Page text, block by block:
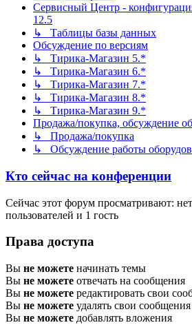
Сервисный Центр -
12.5
↳ Таблицы базы данных
Обсуждение по версиям
↳ Тирика-Магазин 5.*
↳ Тирика-Магазин 6.*
↳ Тирика-Магазин 7.*
↳ Тирика-Магазин 8.*
↳ Тирика-Магазин 9.*
Продажа/покупка, обсуждение
↳ Продажа/покупка
↳ Обсуждение работы
Кто сейчас на конференции
Сейчас этот форум просматривают:
пользователей и 1 гость
Права доступа
Вы не можете начинать темы
Вы не можете отвечать на сообщения
Вы не можете редактировать свои
Вы не можете удалять свои сообщения
Вы не можете добавлять вложения